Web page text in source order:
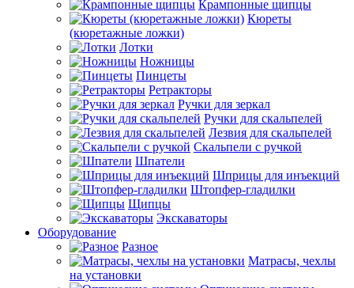
Крампонные щипцы
Кюреты
(кюретажные ложки)
Лотки
Ножницы
Пинцеты
Ретракторы
Ручки для зеркал
Ручки для скальпелей
Лезвия для скальпелей
Скальпели с ручкой
Шпатели
Шприцы для инъекций
Штопфер-гладилки
Щипцы
Экскаваторы
Оборудование
Разное
Матрасы, чехлы
на установки